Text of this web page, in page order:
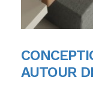
AUTOUR